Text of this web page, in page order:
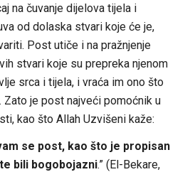
na čuvanje dijelova tijela i
od dolaska stvari koje će je,
Post utiče i na pražnjenje
stvari koje su prepreka njenom
srca i tijela, i vraća im ono što
je post najveći pomoćnik u
kao što Allah Uzvišeni kaže:
se post, kao što je propisan
bili bogobojazni.” (El-Bekare,